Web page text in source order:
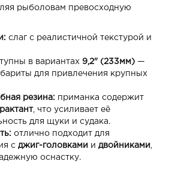
рыболовам превосходную
слаг с реалистичной текстурой и
в вариантах 9,2" (233мм) —
для привлечения крупных
резина: приманка содержит
, что усиливает её
для щуки и судака.
отлично подходит для
с джиг-головками и двойниками
оснастку.